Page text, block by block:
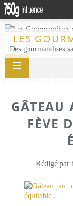
LES
GÂTEAU
FÈVE
Rédigé par